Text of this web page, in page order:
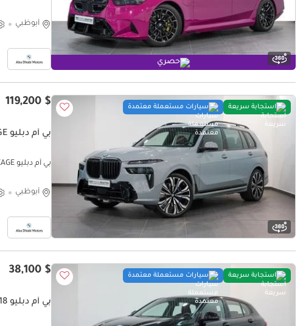
حصري
أبوظبي
استجابة سريعة سيارات مستعملة معتمدة $ 119,200
بي أم دبليو X7 XDRIVE40i LUXURY M SPORT PACKAGE
بي أم دبليو X7 XDRIVE40i LUXURY M SPORT PACKAGE
أبوظبي
استجابة سريعة سيارات مستعملة معتمدة $ 38,100
بي أم دبليو 118 PURE